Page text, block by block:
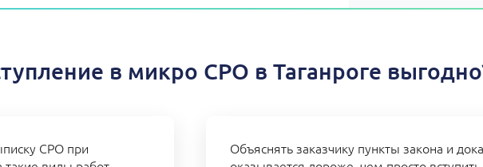
в микро СРО в Таганроге
СРО при
Объяснять заказчику пункты закона и